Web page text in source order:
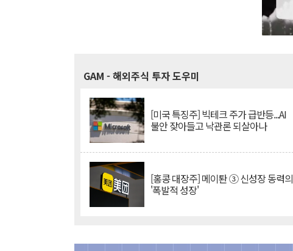
GAM - 해외주식 투자 도우미
[미국 특징주] 빅테크 주가 급반등...AI
불안 잦아들고 낙관론 되살아나
[홍콩 대장주] 메이퇀 ③ 신성장 동력의
'폭발적 성장'